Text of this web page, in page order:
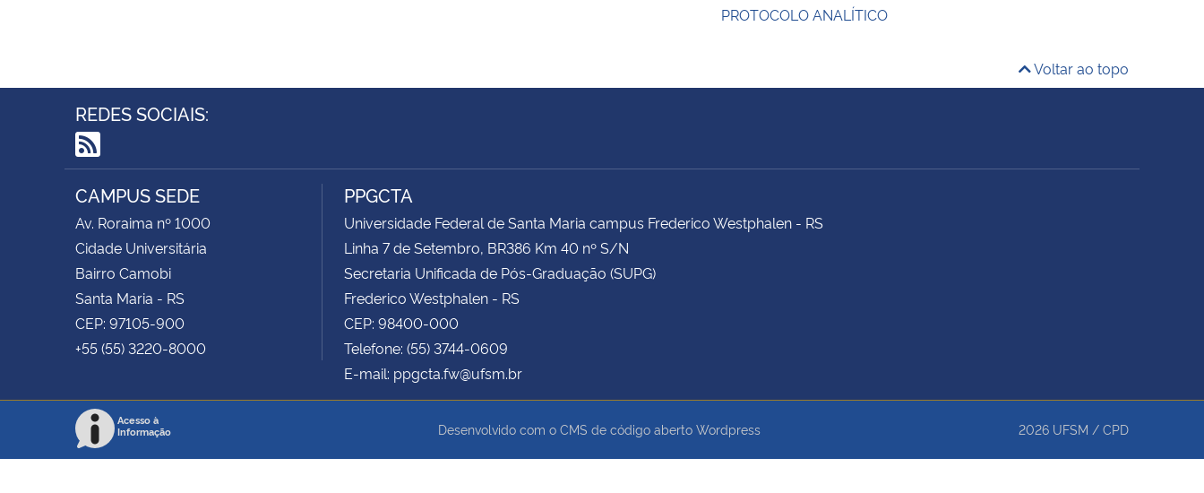
PROTOCOLO ANALÍTICO
Voltar ao topo
REDES SOCIAIS:
RSS
CAMPUS SEDE
Av. Roraima nº 1000
Cidade Universitária
Bairro Camobi
Santa Maria - RS
CEP: 97105-900
+55 (55) 3220-8000
PPGCTA
Universidade Federal de Santa Maria campus Frederico Westphalen - RS
Linha 7 de Setembro, BR386 Km 40 nº S/N
Secretaria Unificada de Pós-Graduação (SUPG)
Frederico Westphalen - RS
CEP: 98400-000
Telefone: (55) 3744-0609
E-mail: ppgcta.fw@ufsm.br
Acesso à
Informação
Desenvolvido com o CMS de código aberto Wordpress 2026 UFSM / CPD